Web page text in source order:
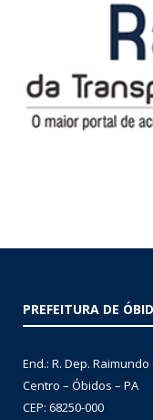
PREFEITURA DE
End.: R. Dep.
Centro – Óbidos – PA
CEP: 68250-000